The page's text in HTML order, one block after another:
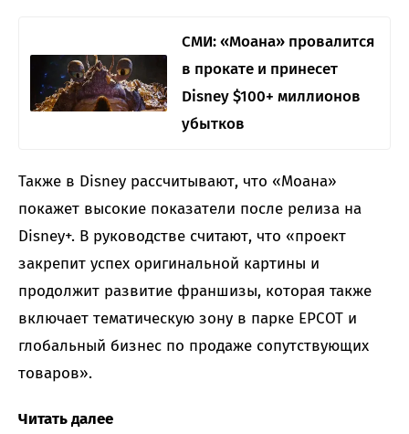
СМИ: «Моана» провалится
в прокате и принесет
Disney $100+ миллионов
убытков
Также в Disney рассчитывают, что «Моана»
покажет высокие показатели после релиза на
Disney+. В руководстве считают, что «проект
закрепит успех оригинальной картины и
продолжит развитие франшизы, которая также
включает тематическую зону в парке EPCOT и
глобальный бизнес по продаже сопутствующих
товаров».
Читать далее